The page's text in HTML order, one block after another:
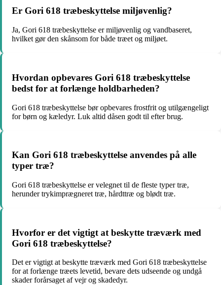
Er Gori 618 træbeskyttelse miljøvenlig?
Ja, Gori 618 træbeskyttelse er miljøvenlig og vandbaseret,
hvilket gør den skånsom for både træet og miljøet.
Hvordan opbevares Gori 618 træbeskyttelse
bedst for at forlænge holdbarheden?
Gori 618 træbeskyttelse bør opbevares frostfrit og utilgængeligt
for børn og kæledyr. Luk altid dåsen godt til efter brug.
Kan Gori 618 træbeskyttelse anvendes på alle
typer træ?
Gori 618 træbeskyttelse er velegnet til de fleste typer træ,
herunder trykimprægneret træ, hårdttræ og blødt træ.
Hvorfor er det vigtigt at beskytte træværk med
Gori 618 træbeskyttelse?
Det er vigtigt at beskytte træværk med Gori 618 træbeskyttelse
for at forlænge træets levetid, bevare dets udseende og undgå
skader forårsaget af vejr og skadedyr.